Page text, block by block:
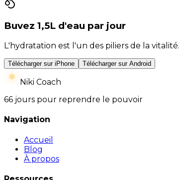
Buvez 1,5L d'eau par jour
L'hydratation est l'un des piliers de la
Télécharger sur iPhone Télécharger sur Android
Niki Coach
66 jours pour reprendre le pouvoir
Navigation
Accueil
Blog
À propos